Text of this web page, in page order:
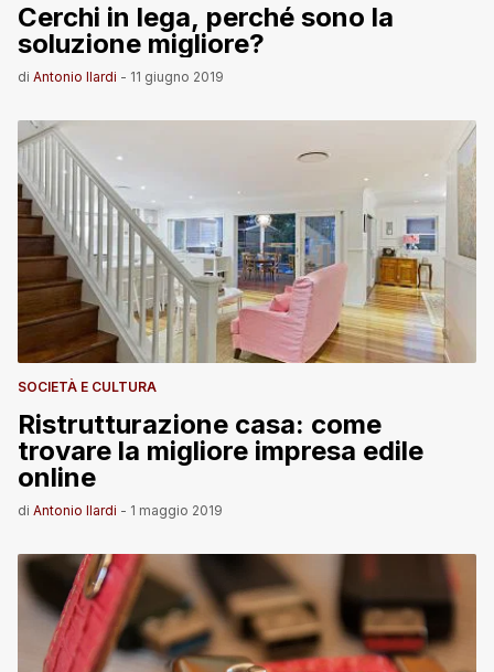
Cerchi in lega, perché sono la
soluzione migliore?
di Antonio Ilardi - 11 giugno 2019
SOCIETÀ E CULTURA
Ristrutturazione casa: come
trovare la migliore impresa edile
online
di Antonio Ilardi - 1 maggio 2019